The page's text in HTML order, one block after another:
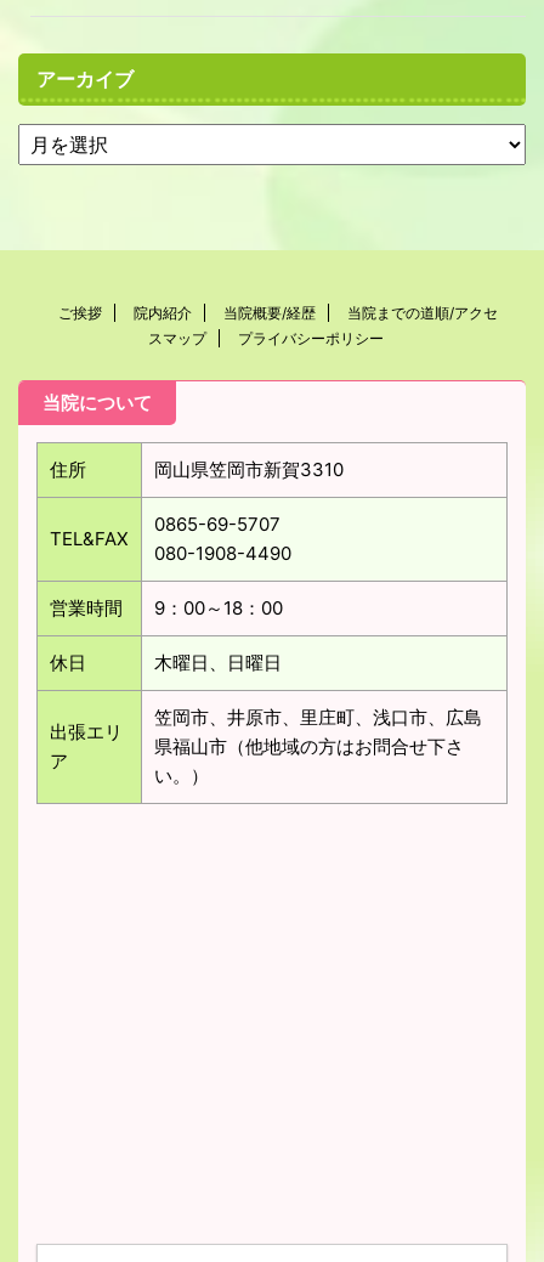
アーカイブ
ご挨拶 院内紹介 当院概要/経歴
当院までの道順/アクセ
スマップ
プライバシーポリシー
当院について
住所 岡山県笠岡市新賀3310
TEL&FAX
0865-69-5707
080-1908-4490
営業時間 9：00～18：00
休日 木曜日、日曜日
出張エリ
ア
笠岡市、井原市、里庄町、浅口市、広島
県福山市（他地域の方はお問合せ下さ
い。）